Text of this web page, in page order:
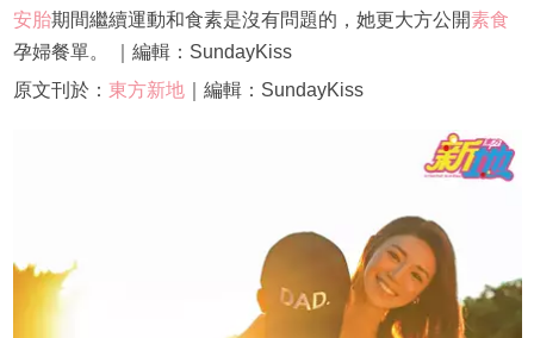
安胎期間繼續運動和食素是沒有問題的，她更大方公開素食
孕婦餐單。 ｜編輯：SundayKiss
原文刊於： 東方新地｜編輯：SundayKiss